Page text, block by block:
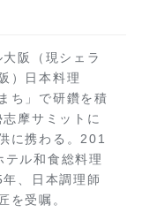
阪（現シェラ
）日本料理
ち」で研鑽を積
摩サミットに
に携わる。201
ル和食総料理
、日本調理師
を受嘱。